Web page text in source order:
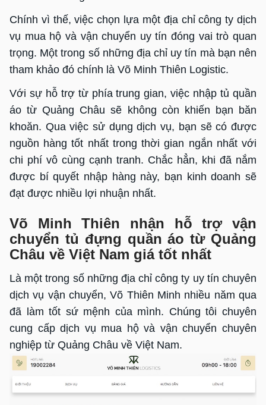
Chính vì thế, việc chọn lựa một địa chỉ công ty dịch
vụ mua hộ và vận chuyển uy tín đóng vai trò quan
trọng. Một trong số những địa chỉ uy tín mà bạn nên
tham khảo đó chính là Võ Minh Thiên Logistic.
Với sự hỗ trợ từ phía trung gian, việc nhập tủ quần
áo từ Quảng Châu sẽ không còn khiến bạn băn
khoăn. Qua việc sử dụng dịch vụ, bạn sẽ có được
nguồn hàng tốt nhất trong thời gian ngắn nhất với
chi phí vô cùng cạnh tranh. Chắc hẳn, khi đã nắm
được bí quyết nhập hàng này, bạn kinh doanh sẽ
đạt được nhiều lợi nhuận nhất.
Võ Minh Thiên nhận hỗ trợ vận
chuyển tủ đựng quần áo từ Quảng
Châu về Việt Nam giá tốt nhất
Là một trong số những địa chỉ công ty uy tín chuyên
dịch vụ vận chuyển, Võ Thiên Minh nhiều năm qua
đã làm tốt sứ mệnh của mình. Chúng tôi chuyên
cung cấp dịch vụ mua hộ và vận chuyển chuyên
nghiệp từ Quảng Châu về Việt Nam.